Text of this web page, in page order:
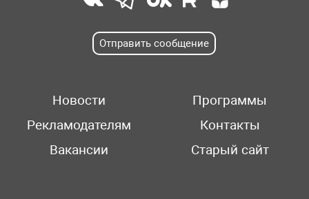
Отправить сообщение
Новости
Программы
Рекламодателям
Контакты
Вакансии
Старый сайт